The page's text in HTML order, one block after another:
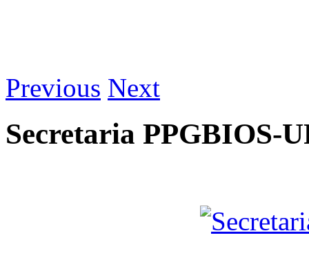
Previous Next
Secretaria PPGBIOS-